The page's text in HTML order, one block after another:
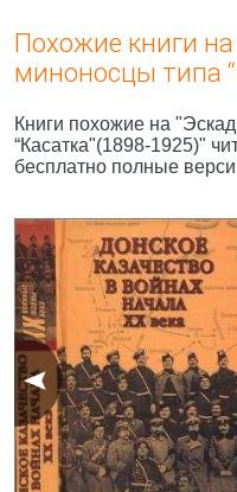
Похожие книги
миноносцы типа
Книги похожие на
“Касатка"(1898-1925)"
бесплатно полные